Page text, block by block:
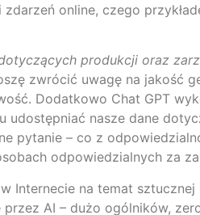
online, czego
produkcji oraz
zwrócić uwagę na jakość
Dodatkowo Chat GPT
nasze dane
pytanie – co z
odpowiedzialnych za
Internecie na temat
przez AI – dużo ogólników,